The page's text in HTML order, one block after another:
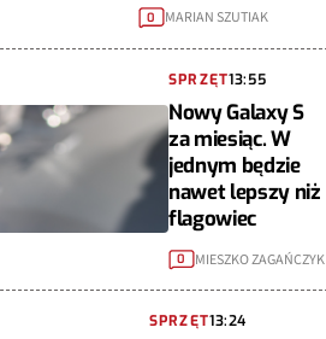
0 MARIAN SZUTIAK
SPRZĘT13:55
Nowy Galaxy S
za miesiąc. W
jednym będzie
nawet lepszy niż
flagowiec
0 MIESZKO ZAGAŃCZYK
SPRZĘT13:24